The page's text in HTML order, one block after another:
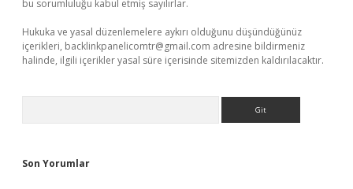
bu sorumluluğu kabul etmiş sayılırlar.
Hukuka ve yasal düzenlemelere aykırı olduğunu düşündüğünüz
içerikleri, backlinkpanelicomtr@gmail.com adresine bildirmeniz
halinde, ilgili içerikler yasal süre içerisinde sitemizden kaldırılacaktır.
Son Yorumlar